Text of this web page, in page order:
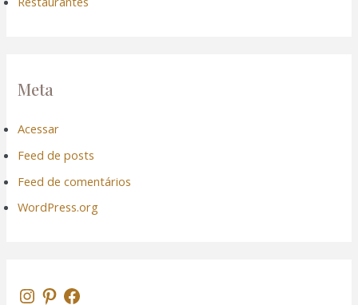
Meta
Acessar
Feed de posts
Feed de comentários
WordPress.org